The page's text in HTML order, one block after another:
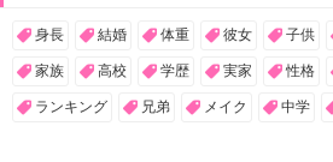
身長 結婚 体重 彼女 子供
家族 高校 学歴 実家 性格
ランキング 兄弟 メイク 中学